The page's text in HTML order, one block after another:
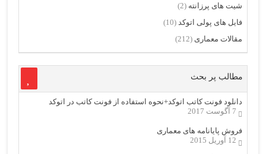
شیت های پرزانته (2)
فایل های پولی اتوکد (10)
مقالات معماری (212)
مطالب پر بحث
دانلود فونت کاتب اتوکد+نحوه استفاده از فونت کاتب در اتوکد
7 آگوست 2017
فروش پایانامه های معماری
12 آوریل 2015